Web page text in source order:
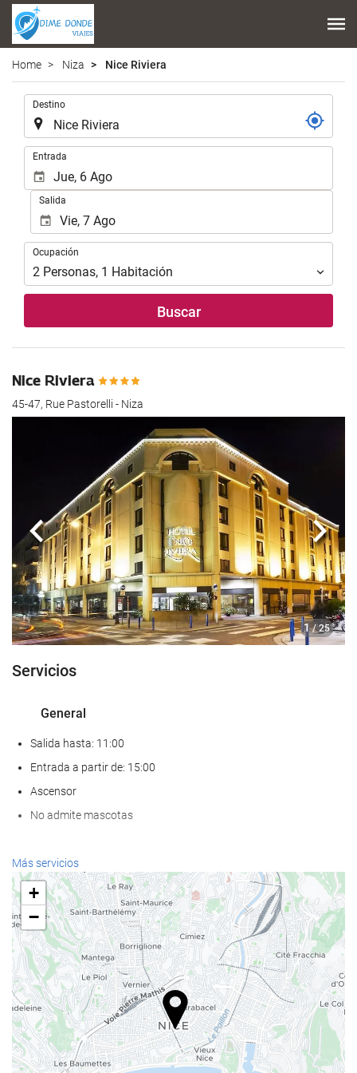
Home Niza Nice Riviera
Introduzca
lugar
de
destino
en
que
realizar
búsqueda
de
Destino
Introduzca
las
fechas
inicio
fin
para
realizar
Entrada
Salida
Ocupación
Ocupación
2 Personas, 1 Habitación
Buscar
Nice Riviera
45-47, Rue Pastorelli - Niza
1 / 25
Anterior
Servicios
General
Salida hasta: 11:00
Entrada a partir de: 15:00
Ascensor
No admite mascotas
Servicios de recepción
Recepción 24 horas
Guardaequipaje
Bienestar
Sauna
Gimnasio
Piscina
Más servicios
+
−